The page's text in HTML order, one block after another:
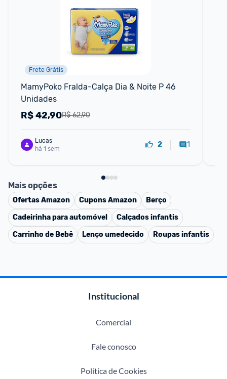
Frete Grátis
MamyPoko Fralda-Calça Dia & Noite P 46
Unidades
R$ 62,90
R$42,90
Lucas
há 1 sem
2 1
Mais opções
OfertasAmazon CuponsAmazon
Berço
Cadeirinha para automóvel
Calçados infantis
Carrinho de Bebê
Lenço umedecido Roupas infantis
Institucional
Comercial
Fale conosco
Política de Cookies